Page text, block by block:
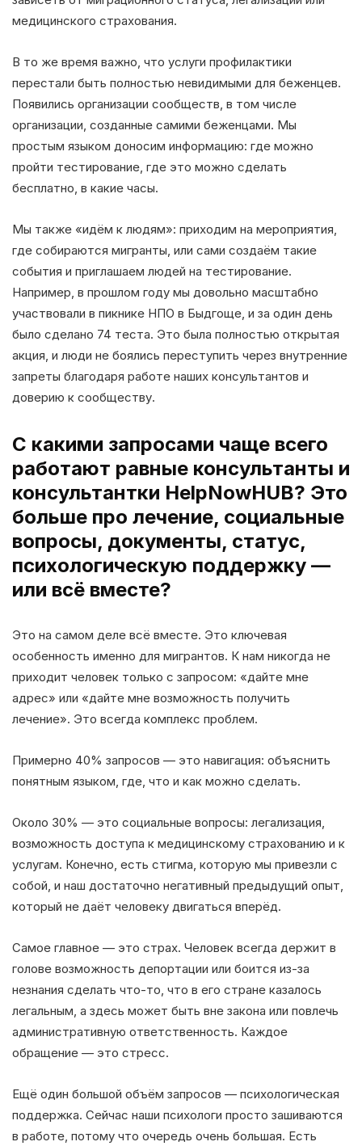
медицинского страхования.
В то же время важно, что услуги профилактики
перестали быть полностью невидимыми для беженцев.
Появились организации сообществ, в том числе
организации, созданные самими беженцами. Мы
простым языком доносим информацию: где можно
пройти тестирование, где это можно сделать
бесплатно, в какие часы.
Мы также «идём к людям»: приходим на мероприятия,
где собираются мигранты, или сами создаём такие
события и приглашаем людей на тестирование.
Например, в прошлом году мы довольно масштабно
участвовали в пикнике НПО в Быдгоще, и за один день
было сделано 74 теста. Это была полностью открытая
акция, и люди не боялись переступить через внутренние
запреты благодаря работе наших консультантов и
доверию к сообществу.
С какими запросами чаще всего
работают равные консультанты и
консультантки HelpNowHUB? Это
больше про лечение, социальные
вопросы, документы, статус,
психологическую поддержку —
или всё вместе?
Это на самом деле всё вместе. Это ключевая
особенность именно для мигрантов. К нам никогда не
приходит человек только с запросом: «дайте мне
адрес» или «дайте мне возможность получить
лечение». Это всегда комплекс проблем.
Примерно 40% запросов — это навигация: объяснить
понятным языком, где, что и как можно сделать.
Около 30% — это социальные вопросы: легализация,
возможность доступа к медицинскому страхованию и к
услугам. Конечно, есть стигма, которую мы привезли с
собой, и наш достаточно негативный предыдущий опыт,
который не даёт человеку двигаться вперёд.
Самое главное — это страх. Человек всегда держит в
голове возможность депортации или боится из-за
незнания сделать что-то, что в его стране казалось
легальным, а здесь может быть вне закона или повлечь
административную ответственность. Каждое
обращение — это стресс.
Ещё один большой объём запросов — психологическая
поддержка. Сейчас наши психологи просто зашиваются
в работе, потому что очередь очень большая. Есть